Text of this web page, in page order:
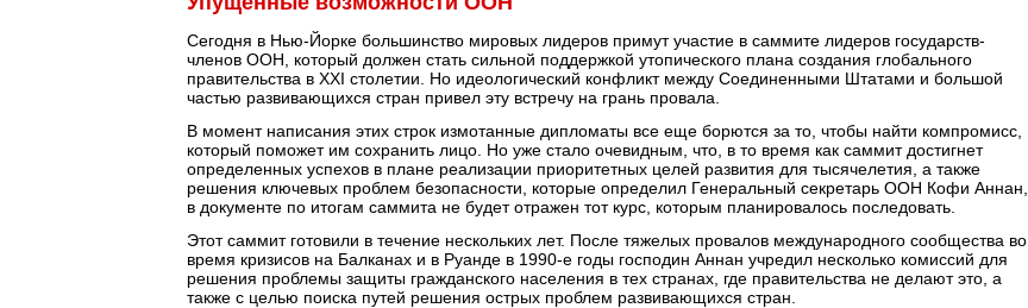
Сегодня в Нью-Йорке большинство мировых лидеров примут участие в саммите лидеров государств-
членов ООН, который должен стать сильной поддержкой утопического плана создания глобального
правительства в XXI столетии. Но идеологический конфликт между Соединенными Штатами и большой
частью развивающихся стран привел эту встречу на грань провала.
В момент написания этих строк измотанные дипломаты все еще борются за то, чтобы найти компромисс,
который поможет им сохранить лицо. Но уже стало очевидным, что, в то время как саммит достигнет
определенных успехов в плане реализации приоритетных целей развития для тысячелетия, а также
решения ключевых проблем безопасности, которые определил Генеральный секретарь ООН Кофи Аннан,
в документе по итогам саммита не будет отражен тот курс, которым планировалось последовать.
Этот саммит готовили в течение нескольких лет. После тяжелых провалов международного сообщества во
время кризисов на Балканах и в Руанде в 1990-е годы господин Аннан учредил несколько комиссий для
решения проблемы защиты гражданского населения в тех странах, где правительства не делают это, а
также с целью поиска путей решения острых проблем развивающихся стран.